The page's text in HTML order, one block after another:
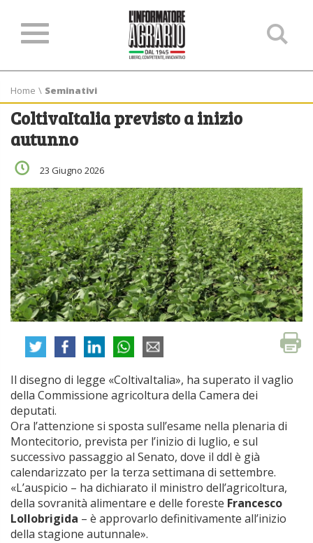
Home \ Seminativi
ColtivaItalia previsto a inizio
autunno
23 Giugno 2026
Il disegno di legge «ColtivaItalia», ha superato il vaglio
della Commissione agricoltura della Camera dei
deputati.
Ora l’attenzione si sposta sull’esame nella plenaria di
Montecitorio, prevista per l’inizio di luglio, e sul
successivo passaggio al Senato, dove il ddl è già
calendarizzato per la terza settimana di settembre.
«L’auspicio – ha dichiarato il ministro dell’agricoltura,
della sovranità alimentare e delle foreste Francesco
Lollobrigida – è approvarlo definitivamente all’inizio
della stagione autunnale».